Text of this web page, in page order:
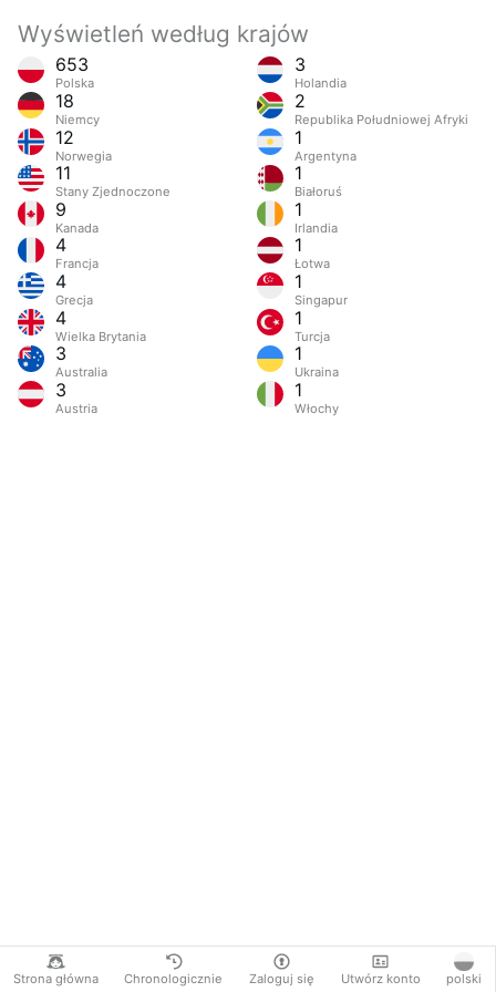
Strona główna Chronologicznie Zaloguj się Utwórz konto polski
Wyświetleń według krajów
653
Polska
18
Niemcy
12
Norwegia
11
Stany Zjednoczone
9
Kanada
4
Francja
4
Grecja
4
Wielka Brytania
3
Australia
3
Austria
3
Holandia
2
Republika Południowej Afryki
1
Argentyna
1
Białoruś
1
Irlandia
1
Łotwa
1
Singapur
1
Turcja
1
Ukraina
1
Włochy